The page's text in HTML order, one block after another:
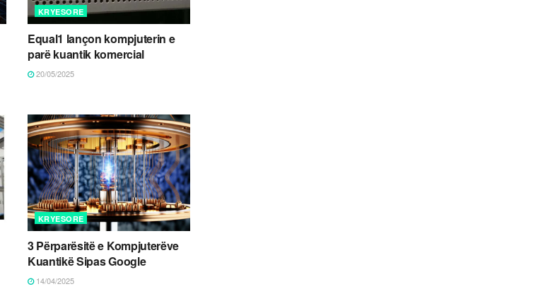
KRYESORE
Equal1 lançon kompjuterin e
parë kuantik komercial
20/05/2025
KRYESORE
3 Përparësitë e Kompjuterëve
Kuantikë Sipas Google
14/04/2025